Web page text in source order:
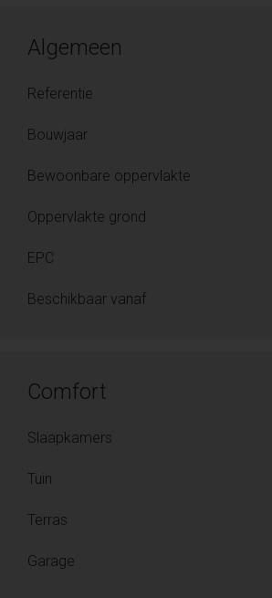
Algemeen
Referentie
Bouwjaar
Bewoonbare oppervlakte
Oppervlakte grond
EPC
Beschikbaar vanaf
Comfort
Slaapkamers
Tuin
Terras
Garage